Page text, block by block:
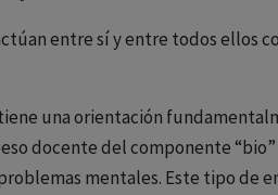
entre sí y entre todos ellos
una orientación
docente del componente
mentales. Este tipo de